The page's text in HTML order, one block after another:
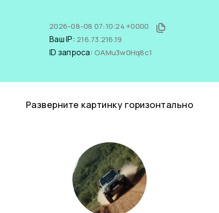
2026-08-08 07:10:24 +0000
Ваш IP: 216.73.216.19
ID запроса: OAMu3w0Hq8c1
Разверните картинку горизонтально